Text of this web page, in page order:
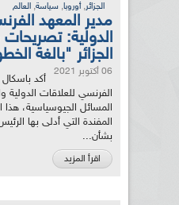
الجزائر,أوروبا, سياسة, العالم
مدير المعهد
الدولية:
الجزائر "بالغة
06 أكتوبر 2021
أكد
الفرنسي للعلاقات الدولية
المسائل الجيوسياسية، هذا
المفندة التي أدلى بها
بشأن...
اقرأ المزيد